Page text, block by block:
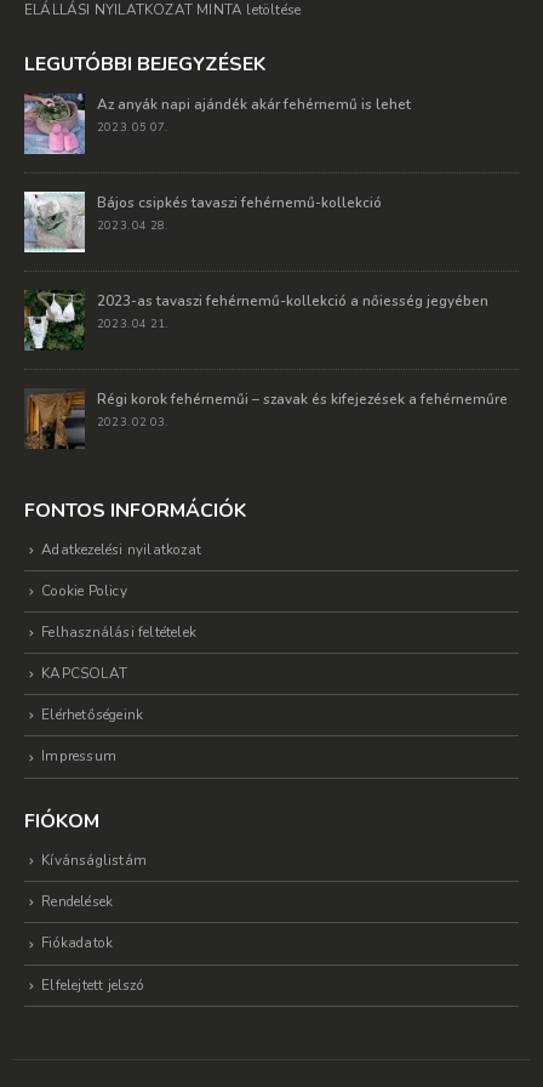
ELÁLLÁSI NYILATKOZAT MINTA letöltése
LEGUTÓBBI BEJEGYZÉSEK
Az anyák napi ajándék akár fehérnemű is lehet
2023. 05 07.
Bájos csipkés tavaszi fehérnemű-kollekció
2023. 04 28.
2023-as tavaszi fehérnemű-kollekció a nőiesség jegyében
2023. 04 21.
Régi korok fehérneműi – szavak és kifejezések a fehérneműre
2023. 02 03.
FONTOS INFORMÁCIÓK
Adatkezelési nyilatkozat
Cookie Policy
Felhasználási feltételek
KAPCSOLAT
Elérhetőségeink
Impressum
FIÓKOM
Kívánságlistám
Rendelések
Fiókadatok
Elfelejtett jelszó